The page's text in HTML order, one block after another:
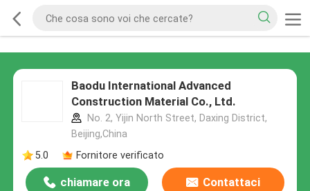
Baodu International Advanced
Construction Material Co., Ltd.
No. 2, Yijin North Street, Daxing District,
Beijing,China
5.0
Fornitore verificato
chiamare ora Contattaci